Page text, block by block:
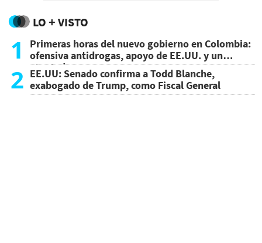
LO + VISTO
1
Primeras horas del nuevo gobierno en Colombia:
ofensiva antidrogas, apoyo de EE.UU. y un
atentado
2 EE.UU: Senado confirma a Todd Blanche,
exabogado de Trump, como Fiscal General